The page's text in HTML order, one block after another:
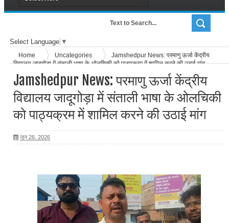
Select Language ▼
Home Uncategories
Jamshedpur News: परमाणु ऊर्जा केंद्रीय
विद्यालय जादूगोड़ा में संताली भाषा के ओलचिकी को पाठ्यक्रम में शामिल करने की उठाई मांग
Jamshedpur News: परमाणु ऊर्जा केंद्रीय
विद्यालय जादूगोड़ा में संताली भाषा के ओलचिकी
को पाठ्यक्रम में शामिल करने की उठाई मांग
जून 26, 2026